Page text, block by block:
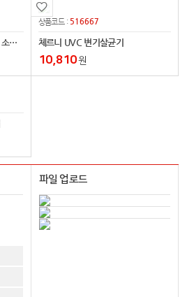
(건식) 타투스티커 / 9x12cm / 소량제작
상품코드 : 516667
체르니 UVC 변기살균기
10,810원
파일 업로드